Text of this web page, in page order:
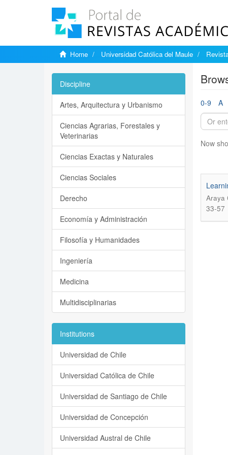
Home Universidad Católica del Maule
0-9 A
Now
Araya
33-57
Discipline
Artes, Arquitectura y Urbanismo
Ciencias Agrarias, Forestales y
Veterinarias
Ciencias Exactas y Naturales
Ciencias Sociales
Derecho
Economía y Administración
Filosofía y Humanidades
Ingeniería
Medicina
Multidisciplinarias
Institutions
Universidad de Chile
Universidad Católica de Chile
Universidad de Santiago de Chile
Universidad de Concepción
Universidad Austral de Chile